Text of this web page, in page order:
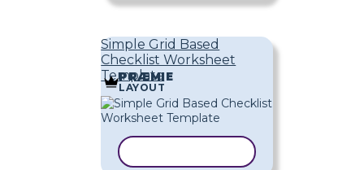
Simple Grid Based
Checklist Worksheet
Template
PRÆMIE
LAYOUT